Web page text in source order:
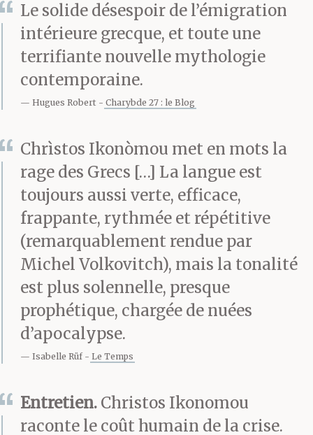
parlé, nous autres ou les
rats, personne. Même
après, pas un mot. Qui
aurait pu ? Ici c’est la
conneries qu’on voit à la
télé. Hommes de main,
flingues, on se croirait
dansLe parrain. Tu
parles, tu es foutu. Relève
la tête et on te la coupe.
Et si moi je t’en parle
aujourd’hui, c’est qu’il fait
nuit que personne
n’entend et que les
Le solide désespoir de l’émigration
intérieure grecque, et toute une
terrifiante nouvelle mythologie
contemporaine.
Hugues Robert Charybde 27 : le Blog
Chrìstos Ikonòmou met en mots la
rage des Grecs […] La langue est
toujours aussi verte, efficace,
frappante, rythmée et répétitive
(remarquablement rendue par
Michel Volkovitch), mais la tonalité
est plus solennelle, presque
prophétique, chargée de nuées
d’apocalypse.
Isabelle Rüf Le Temps
Entretien. Christos Ikonomou
raconte le coût humain de la crise.